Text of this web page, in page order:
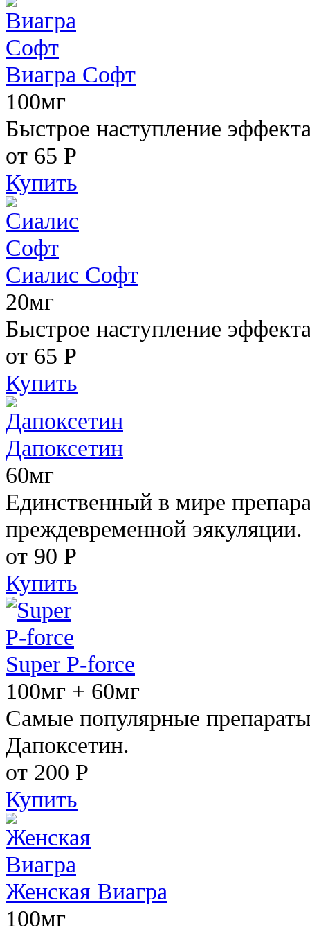
Виагра Софт
100мг
Быстрое наступление
от 65 Р
Купить
Сиалис Софт
20мг
Быстрое наступление
от 65 Р
Купить
Дапоксетин
60мг
Единственный в мире
преждевременной эякуляции.
от 90 Р
Купить
Super P-force
100мг + 60мг
Самые популярные
Дапоксетин.
от 200 Р
Купить
Женская Виагра
100мг